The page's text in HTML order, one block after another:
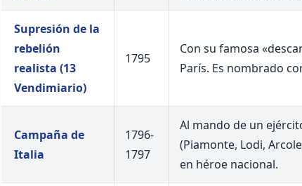
Supresión de la
rebelión
realista (13
Vendimiario)
1795
Con su famosa
París. Es nombrado
Campaña de
Italia
1796-
1797
Al mando de un
(Piamonte, Lodi,
en héroe nacional.